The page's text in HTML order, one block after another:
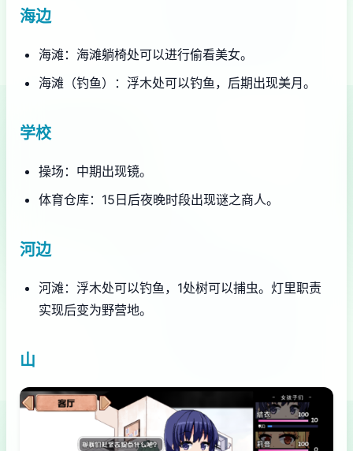
海边
海滩：海滩躺椅处可以进行偷看美女。
海滩（钓鱼）：浮木处可以钓鱼，后期出现美月。
学校
操场：中期出现镜。
体育仓库：15日后夜晚时段出现谜之商人。
河边
河滩：浮木处可以钓鱼，1处树可以捕虫。灯里职责
实现后变为野营地。
山